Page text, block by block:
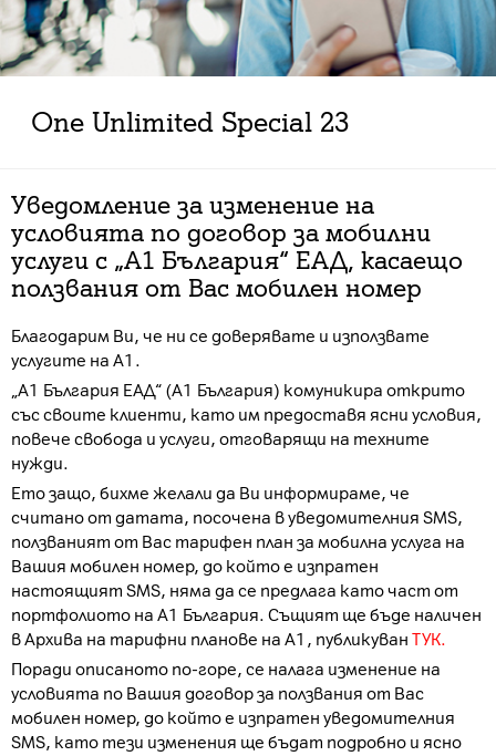
Оne Unlimited Special 23
Уведомление за изменение на
условията по договор за мобилни
услуги с „А1 България“ ЕАД, касаещо
ползвания от Вас мобилен номер
Благодарим Ви, че ни се доверявате и използвате
услугите на А1.
„А1 България ЕАД“ (А1 България) комуникира открито
със своите клиенти, като им предоставя ясни условия,
повече свобода и услуги, отговарящи на техните
нужди.
Ето защо, бихме желали да Ви информираме, че
считано от датата, посочена в уведомителния SMS,
ползваният от Вас тарифен план за мобилна услуга на
Вашия мобилен номер, до който е изпратен
настоящият SMS, няма да се предлага като част от
портфолиото на А1 България. Същият ще бъде наличен
в Архива на тарифни планове на А1, публикуван ТУК.
Поради описаното по-горе, се налага изменение на
условията по Вашия договор за ползвания от Вас
мобилен номер, до който е изпратен уведомителния
SMS, като тези изменения ще бъдат подробно и ясно